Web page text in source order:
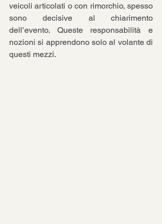
veicoli articolati o con rimorchio, spesso
sono decisive al chiarimento
dell’evento. Queste responsabilità e
nozioni si apprendono solo al volante di
questi mezzi.